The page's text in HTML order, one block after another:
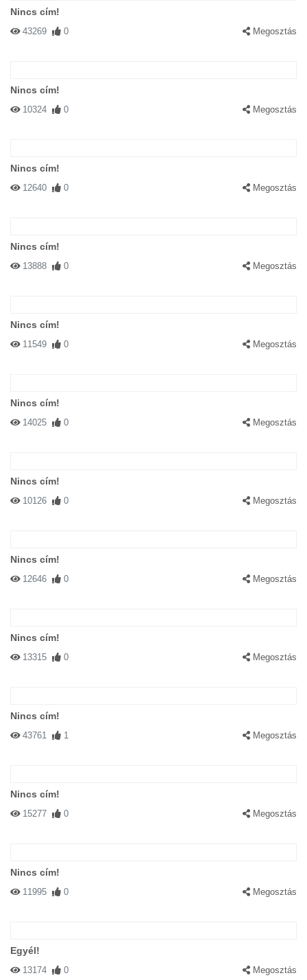
Nincs cím!
43269 0 Megosztás
Nincs cím!
10324 0 Megosztás
Nincs cím!
12640 0 Megosztás
Nincs cím!
13888 0 Megosztás
Nincs cím!
11549 0 Megosztás
Nincs cím!
14025 0 Megosztás
Nincs cím!
10126 0 Megosztás
Nincs cím!
12646 0 Megosztás
Nincs cím!
13315 0 Megosztás
Nincs cím!
43761 1 Megosztás
Nincs cím!
15277 0 Megosztás
Nincs cím!
11995 0 Megosztás
Egyél!
13174 0 Megosztás